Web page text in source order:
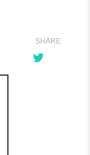
SHARE